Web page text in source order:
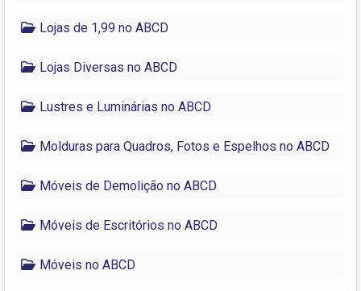
Lojas de 1,99 no ABCD
Lojas Diversas no ABCD
Lustres e Luminárias no ABCD
Molduras para Quadros, Fotos e Espelhos no ABCD
Móveis de Demolição no ABCD
Móveis de Escritórios no ABCD
Móveis no ABCD